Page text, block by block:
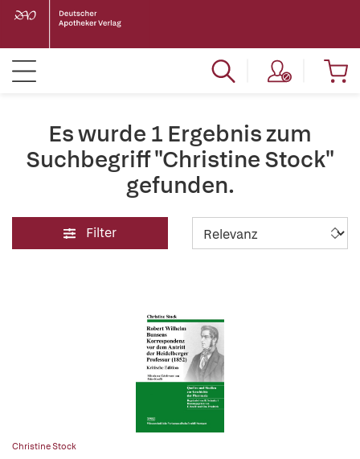
Es wurde 1 Ergebnis zum
Suchbegriff "Christine Stock"
gefunden.
Filter
Christine Stock